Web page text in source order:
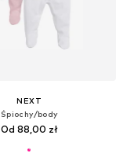
NEXT
Śpiochy/body
Od 88,00 zł